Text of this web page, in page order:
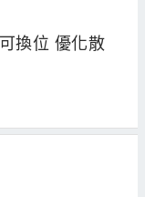
換位 優化散